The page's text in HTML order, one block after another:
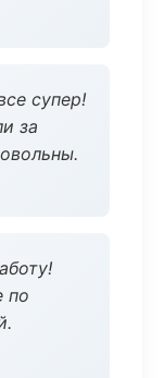
супер!
за
по